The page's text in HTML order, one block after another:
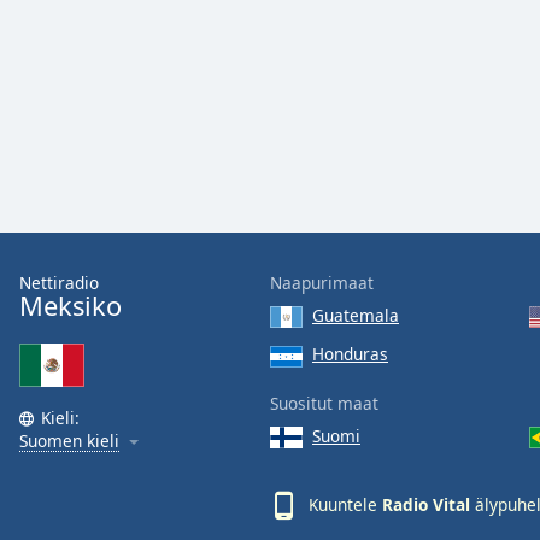
window.
dialog
window.
Escape
will
Nettiradio
Meksiko
Kieli:
Suomen kieli
Naapurimaat
Guatemala
Honduras
Suositut maat
Suomi
Kuuntele Radio Vital